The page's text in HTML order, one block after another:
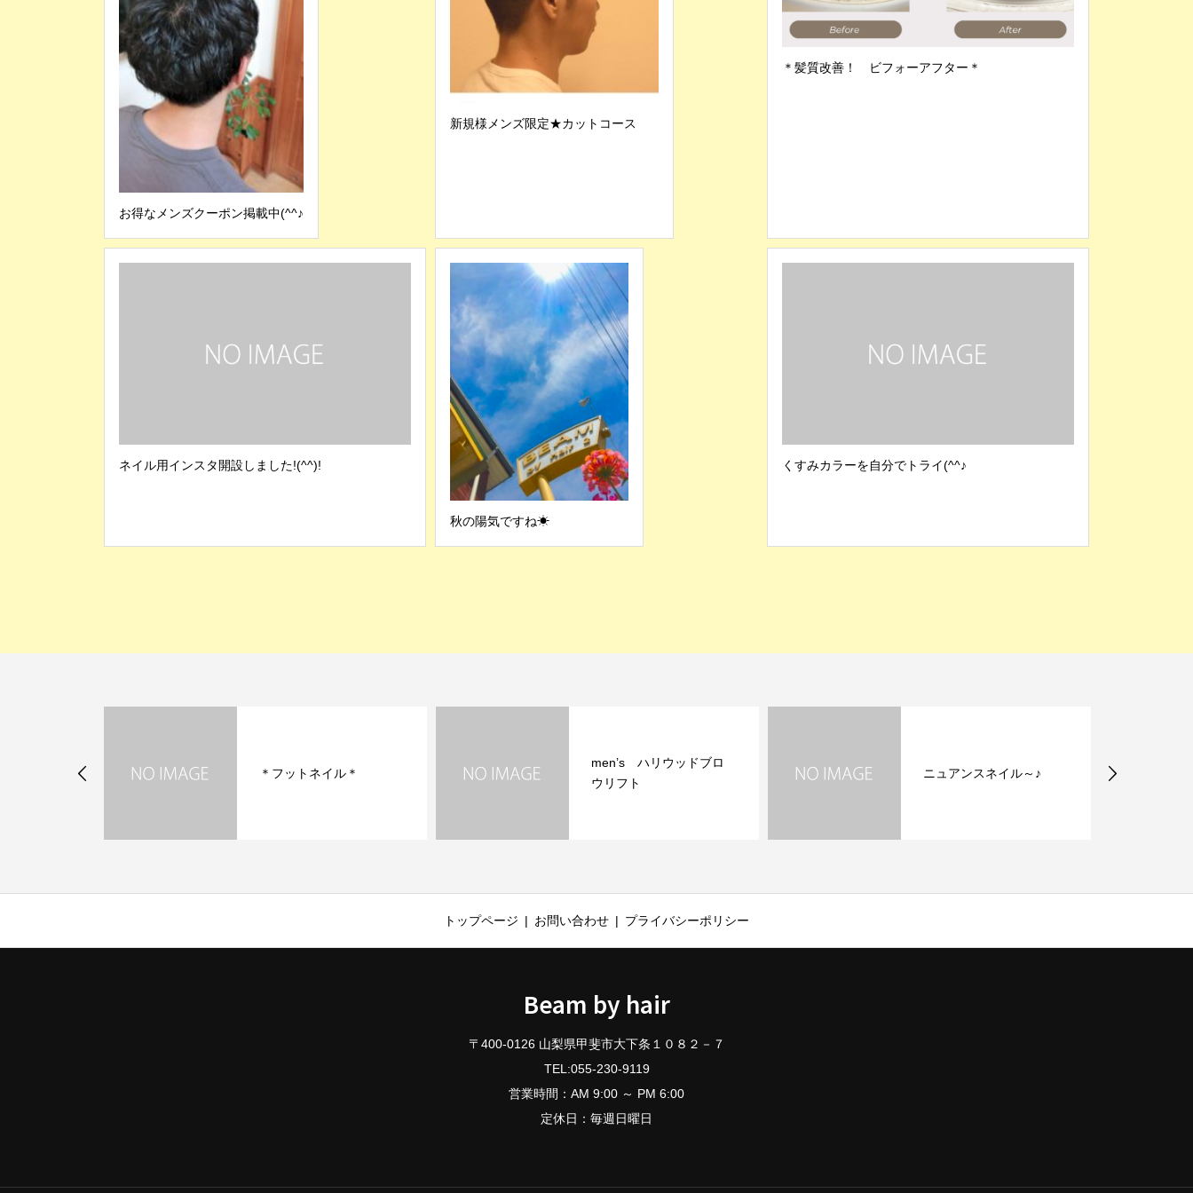
お得なメンズクーポン掲載中(^^♪
新規様メンズ限定★カットコース
＊髪質改善！ ビフォーアフター＊
ネイル用インスタ開設しました!(^^)!
秋の陽気ですね☀
くすみカラーを自分でトライ(^^♪
＊フットネイル＊
men’s ハリウッドブロ
ウリフト
ニュアンスネイル～♪
トップページ お問い合わせ プライバシーポリシー
Beam by hair
〒400-0126 山梨県甲斐市大下条１０８２－７
TEL:055-230-9119
営業時間：AM 9:00 ～ PM 6:00
定休日：毎週日曜日